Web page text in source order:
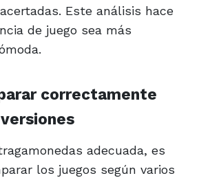
Este análisis hace
de juego sea más
correctamente
adecuada, es
los juegos según varios